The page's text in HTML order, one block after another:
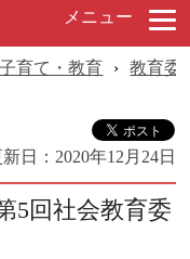
メニュー
子育て・教育 › 教育委
日： 2020年12月24日
5回社会教育委